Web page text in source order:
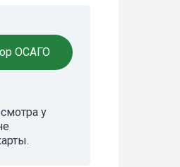
ОСАГО
у